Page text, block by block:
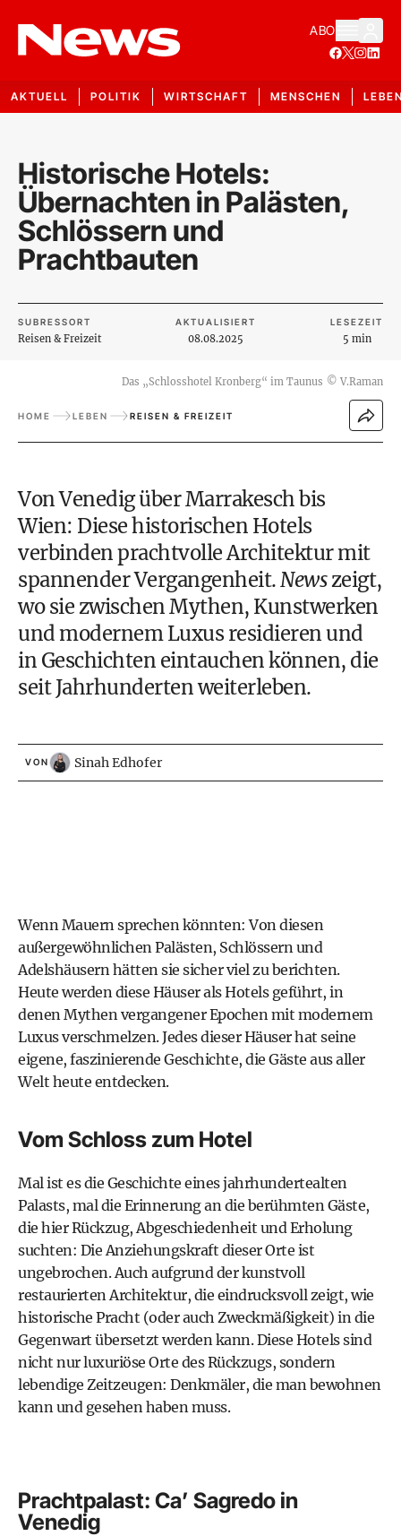
ABO
AKTUELL POLITIK WIRTSCHAFT MENSCHEN
Historische Hotels:
Übernachten in Palästen,
Schlössern und
Prachtbauten
SUBRESSORT
Reisen & Freizeit
AKTUALISIERT
08.08.2025
LESEZEIT
5 min
Das „Schlosshotel Kronberg“ im Taunus © V.Raman
HOME LEBEN REISEN & FREIZEIT
Von Venedig über Marrakesch bis
Wien: Diese historischen Hotels
verbinden prachtvolle Architektur mit
spannender Vergangenheit.Newszeigt,
wo sie zwischen Mythen, Kunstwerken
und modernem Luxus residieren und
in Geschichten eintauchen können, die
seit Jahrhunderten weiterleben.
VON Sinah Edhofer
Wenn Mauern sprechen könnten: Von diesen
außergewöhnlichen Palästen, Schlössern und
Adelshäusern hätten sie sicher viel zu berichten.
Heute werden diese Häuser als Hotels geführt, in
denen Mythen vergangener Epochen mit modernem
Luxus verschmelzen. Jedes dieser Häuser hat seine
eigene, faszinierende Geschichte, die Gäste aus aller
Welt heute entdecken.
Vom Schloss zum Hotel
Mal ist es die Geschichte eines jahrhundertealten
Palasts, mal die Erinnerung an die berühmten Gäste,
die hier Rückzug, Abgeschiedenheit und Erholung
suchten: Die Anziehungskraft dieser Orte ist
ungebrochen. Auch aufgrund der kunstvoll
restaurierten Architektur, die eindrucksvoll zeigt, wie
historische Pracht (oder auch Zweckmäßigkeit) in die
Gegenwart übersetzt werden kann. Diese Hotels sind
nicht nur luxuriöse Orte des Rückzugs, sondern
lebendige Zeitzeugen: Denkmäler, die man bewohnen
kann und gesehen haben muss.
Prachtpalast: Ca’ Sagredo in
Venedig